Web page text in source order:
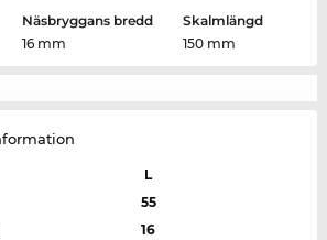
Näsbryggans bredd
16 mm
Skalmlängd
150 mm
L
55
16